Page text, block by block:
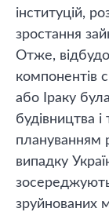
інституцій,
зростання
Отже,
компонентів
або Іраку
будівництва
плануванням
випадку
зруйнованих